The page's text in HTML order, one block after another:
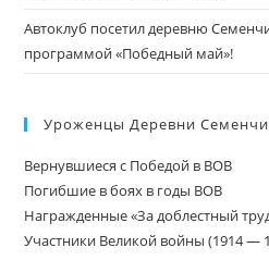
Автоклуб посетил деревню
программой «Победный май»!
Уроженцы Деревни
Вернувшиеся с Победой в ВОВ
Погибшие в боях в годы ВОВ
Награжденные «За доблестный
Участники Великой войны (1914 —